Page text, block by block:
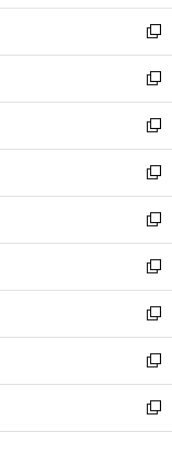
ウ
ィ
ン
ド
ウ
で
開
く
し
い
ウ
ィ
ン
ド
ウ
で
開
く
新
し
い
ウ
ィ
ン
ド
ウ
で
開
く
新
し
い
ウ
ィ
ン
ド
ウ
で
開
く
新
し
い
ウ
ィ
ン
ド
ウ
で
開
く
新
し
い
ウ
ィ
ン
ド
ウ
で
開
く
新
し
い
ウ
ィ
ン
ド
ウ
で
開
新
し
い
ウ
ィ
ン
ド
ウ
新
し
い
ウ
ィ
ン
新
し
い
ウ
新
し